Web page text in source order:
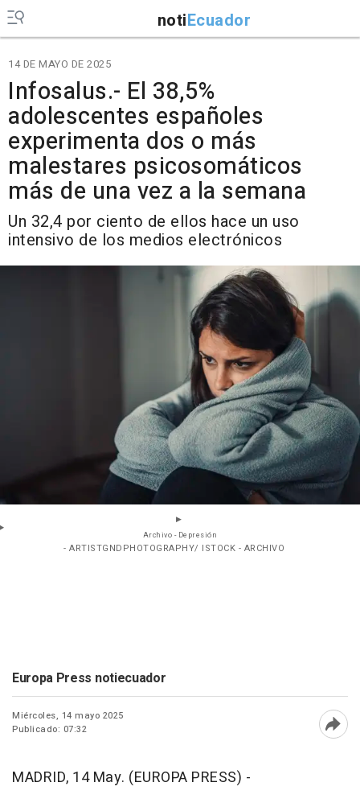
notiEcuador
14 DE MAYO DE 2025
Infosalus.- El 38,5%
adolescentes españoles
experimenta dos o más
malestares psicosomáticos
más de una vez a la semana
Un 32,4 por ciento de ellos hace un uso
intensivo de los medios electrónicos
Archivo - Depresión
- ARTISTGNDPHOTOGRAPHY/ ISTOCK - ARCHIVO
Europa Press notiecuador
Miércoles, 14 mayo 2025
Publicado: 07:32
MADRID, 14 May. (EUROPA PRESS) -